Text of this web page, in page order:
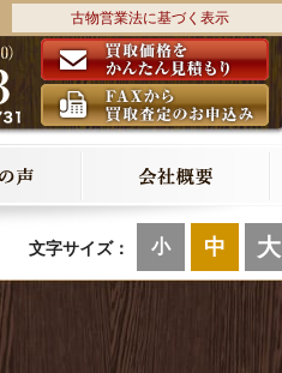
古物営業法に基づく表示
文字サイズ： 小 中 大